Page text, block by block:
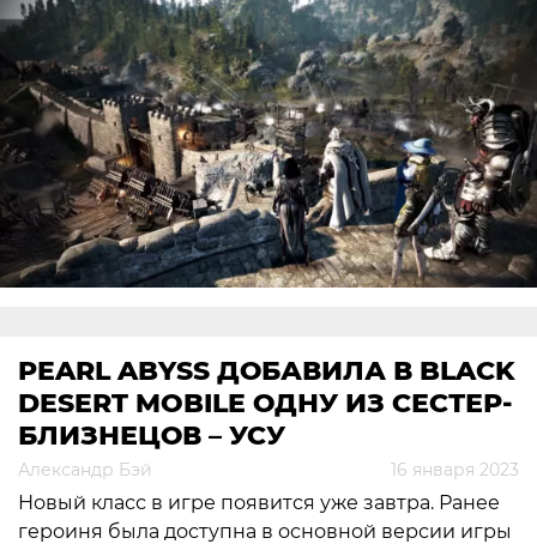
PEARL ABYSS ДОБАВИЛА В BLACK
DESERT MOBILE ОДНУ ИЗ СЕСТЕР-
БЛИЗНЕЦОВ – УСУ
Александр Бэй 16 января 2023
Новый класс в игре появится уже завтра. Ранее
героиня была доступна в основной версии игры